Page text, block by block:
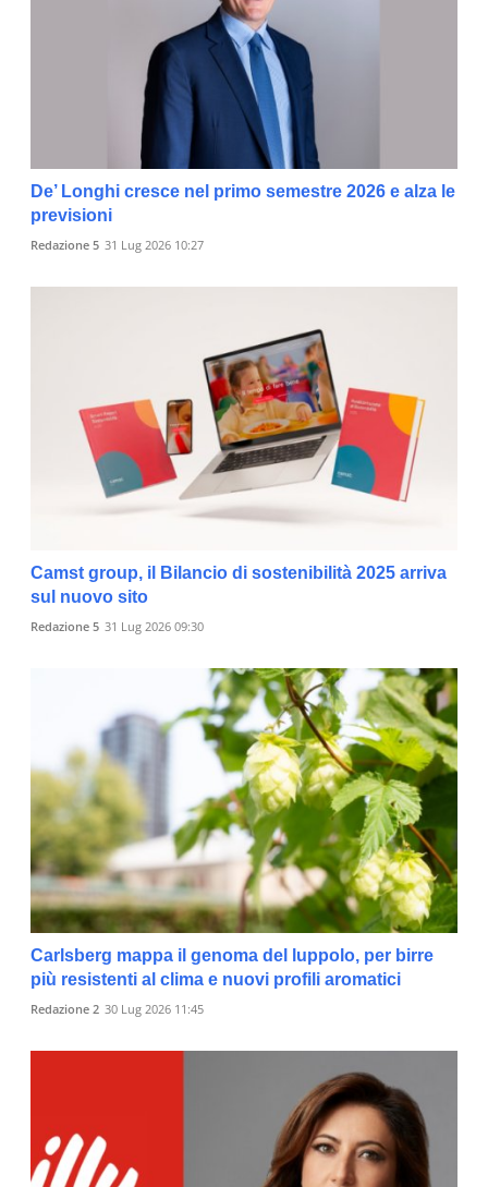
De’ Longhi cresce nel primo semestre 2026 e alza le
previsioni
Redazione 5 31 Lug 2026 10:27
Camst group, il Bilancio di sostenibilità 2025 arriva
sul nuovo sito
Redazione 5 31 Lug 2026 09:30
Carlsberg mappa il genoma del luppolo, per birre
più resistenti al clima e nuovi profili aromatici
Redazione 2 30 Lug 2026 11:45